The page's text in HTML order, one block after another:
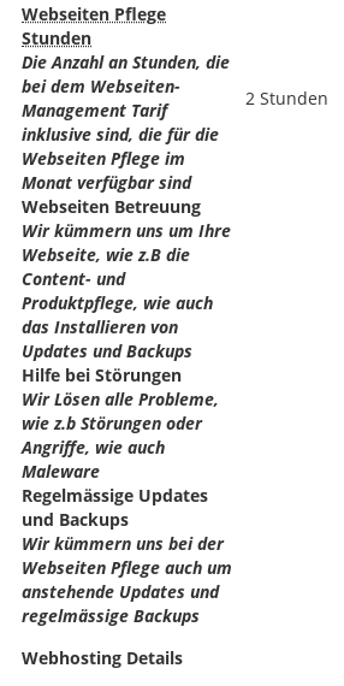
Webseiten Pflege
Stunden
Die Anzahl an Stunden, die
bei dem Webseiten-
Management Tarif
inklusive sind, die für die
Webseiten Pflege im
Monat verfügbar sind
2 Stunden
Webseiten Betreuung
Wir kümmern uns um Ihre
Webseite, wie z.B die
Content- und
Produktpflege, wie auch
das Installieren von
Updates und Backups
Hilfe bei Störungen
Wir Lösen alle Probleme,
wie z.b Störungen oder
Angriffe, wie auch
Maleware
Regelmässige Updates
und Backups
Wir kümmern uns bei der
Webseiten Pflege auch um
anstehende Updates und
regelmässige Backups
Webhosting Details